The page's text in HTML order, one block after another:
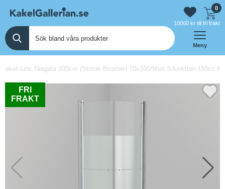
0
10000 kr till fri frakt
Meny
Linc Niagara 200cm (Streak Brushed 70x100/Mist 3-funktion 150cc
FRI
FRAKT